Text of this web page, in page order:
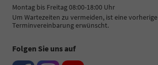
Montag bis Freitag 08:00-18:00 Uhr
Um Wartezeiten zu vermeiden, ist eine vorherige
Terminvereinbarung erwünscht.
Folgen Sie uns auf